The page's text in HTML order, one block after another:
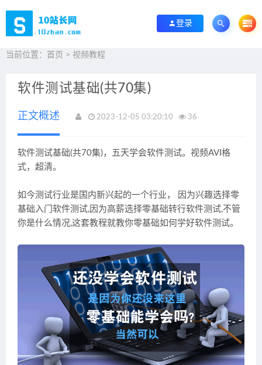
登录
当前位置： 首页 > 视频教程
软件测试基础(共70集)
正文概述 2023-12-05 03:20:10 36
软件测试基础(共70集)，五天学会软件测试。视频AVI格
式，超清。
如今测试行业是国内新兴起的一个行业， 因为兴趣选择零
基础入门软件测试,因为高薪选择零基础转行软件测试,不管
你是什么情况,这套教程就教你零基础如何学好软件测试。